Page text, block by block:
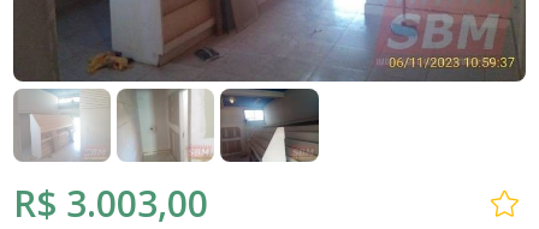
R$ 3.003,00